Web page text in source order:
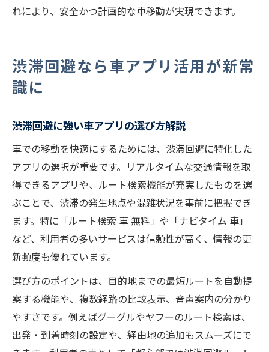
れにより、安全かつ計画的な車移動が実現できます。
渋滞回避なら車アプリ活用が新常
識に
渋滞回避に強い車アプリの選び方解説
車での移動を快適にするためには、渋滞回避に特化した
アプリの選択が重要です。リアルタイムな交通情報を取
得できるアプリや、ルート検索機能が充実したものを選
ぶことで、渋滞の発生地点や混雑状況を事前に把握でき
ます。特に「ルート検索 車 無料」や「ナビタイム 車」
など、利用者の多いサービスは信頼性が高く、情報の更
新頻度も優れています。
選び方のポイントは、目的地までの最短ルートを自動提
案する機能や、複数経路の比較表示、音声案内の分かり
やすさです。例えばグーグルやヤフーのルート検索は、
出発・到着時刻の設定や、経由地の追加もスムーズにで